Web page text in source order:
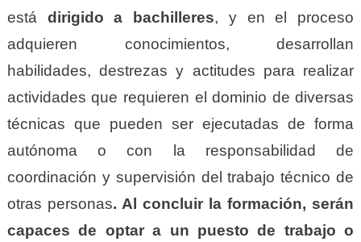
está dirigido a bachilleres, y en el proceso
adquieren conocimientos, desarrollan
habilidades, destrezas y actitudes para realizar
actividades que requieren el dominio de diversas
técnicas que pueden ser ejecutadas de forma
autónoma o con la responsabilidad de
coordinación y supervisión del trabajo técnico de
otras personas. Al concluir la formación, serán
capaces de optar a un puesto de trabajo o